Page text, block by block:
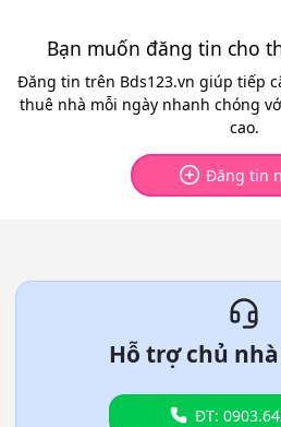
Bạn muốn đăng tin cho
Đăng tin trên Bds123.vn giúp tiếp
thuê nhà mỗi ngày nhanh chóng
cao.
Đăng tin
Hỗ trợ chủ
ĐT: